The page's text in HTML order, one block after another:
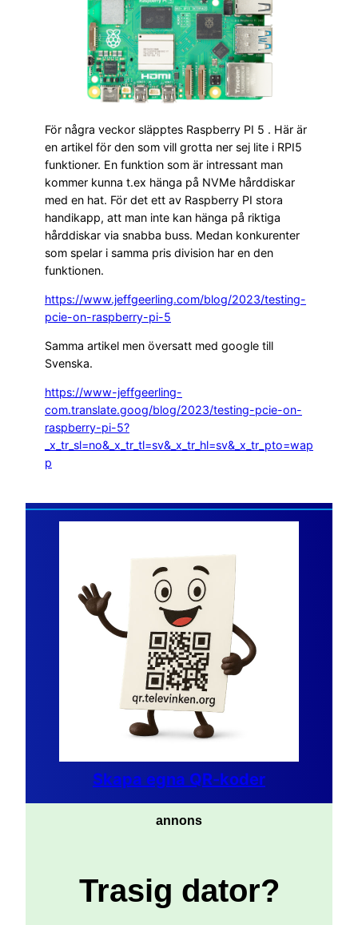
För några veckor släpptes Raspberry PI 5 . Här är
en artikel för den som vill grotta ner sej lite i RPI5
funktioner. En funktion som är intressant man
kommer kunna t.ex hänga på NVMe hårddiskar
med en hat. För det ett av Raspberry PI stora
handikapp, att man inte kan hänga på riktiga
hårddiskar via snabba buss. Medan konkurenter
som spelar i samma pris division har en den
funktionen.
https://www.jeffgeerling.com/blog/2023/testing-
pcie-on-raspberry-pi-5
Samma artikel men översatt med google till
Svenska.
https://www-jeffgeerling-
com.translate.goog/blog/2023/testing-pcie-on-
raspberry-pi-5?
_x_tr_sl=no&_x_tr_tl=sv&_x_tr_hl=sv&_x_tr_pto=wap
p
Skapa egna QR-koder
annons
Trasig dator?